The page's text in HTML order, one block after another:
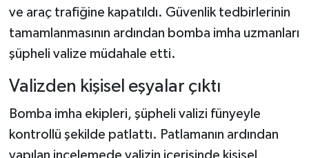
ve araç trafiğine kapatıldı. Güvenlik tedbirlerinin
tamamlanmasının ardından bomba imha uzmanları
şüpheli valize müdahale etti.
Valizden kişisel eşyalar çıktı
Bomba imha ekipleri, şüpheli valizi fünyeyle
kontrollü şekilde patlattı. Patlamanın ardından
yapılan incelemede valizin içerisinde kişisel